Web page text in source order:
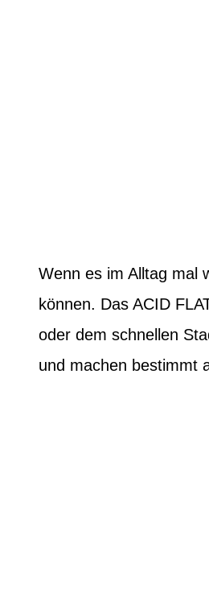
Wenn es im Alltag mal
können. Das ACID
oder dem schnellen
und machen bestimmt